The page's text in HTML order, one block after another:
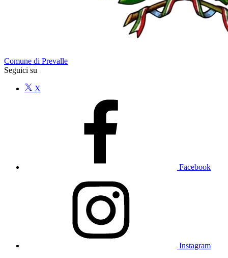
Comune di Prevalle
Seguici su
X
Facebook
Instagram